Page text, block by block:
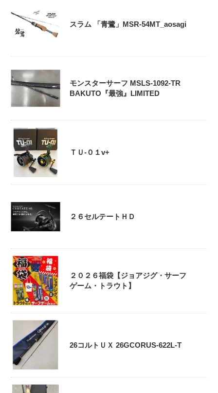
スラム 「青鷺」MSR-54MT_aosagi
モンスターサーフ MSLS-1092-TR
BAKUTO『最強』LIMITED
ＴＵ-０１v+
２６セルテートＨＤ
２０２６福袋【ジョアジグ・サーフ
ゲーム・トラウト】
26コルトＵＸ 26GCORUS-622L-T